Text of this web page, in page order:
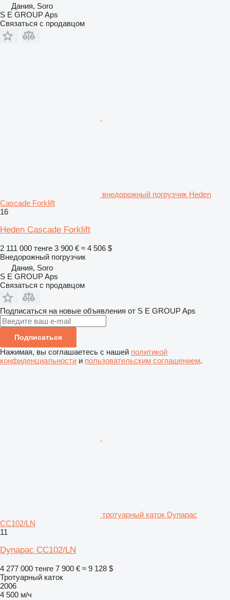
Дания, Soro
S E GROUP Aps
Связаться с продавцом
внедорожный погрузчик Heden
Cascade Forklift
16
Heden Cascade Forklift
2 111 000 тенге 3 900 € ≈ 4 506 $
Внедорожный погрузчик
Дания, Soro
S E GROUP Aps
Связаться с продавцом
Подписаться на новые объявления от S E GROUP Aps
Подписаться
Нажимая, вы соглашаетесь с нашей политикой
конфиденциальности и пользовательским соглашением.
тротуарный каток Dynapac
CC102/LN
11
Dynapac CC102/LN
4 277 000 тенге 7 900 € ≈ 9 128 $
Тротуарный каток
2006
4 500 м/ч